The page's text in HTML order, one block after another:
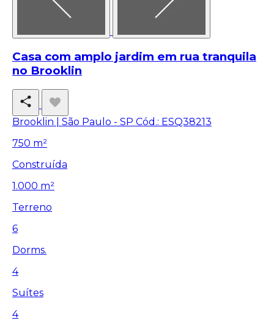
Casa com amplo jardim em rua tranquila
no Brooklin
Brooklin | São Paulo - SP Cód.: ESQ38213
750 m²
Construída
1.000 m²
Terreno
6
Dorms.
4
Suítes
4